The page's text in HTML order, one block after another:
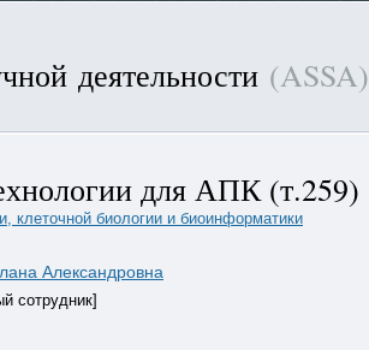
деятельности (ASSA)
для АПК (т.259)
клеточной биологии и биоинформатики
Александровна
сотрудник]